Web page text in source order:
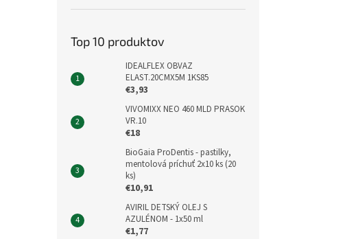
Top 10 produktov
IDEALFLEX OBVAZ
ELAST.20CMX5M 1KS85
€3,93
VIVOMIXX NEO 460 MLD PRASOK
VR.10
€18
BioGaia ProDentis - pastilky,
mentolová príchuť 2x10 ks (20
ks)
€10,91
AVIRIL DETSKÝ OLEJ S
AZULÉNOM - 1x50 ml
€1,77